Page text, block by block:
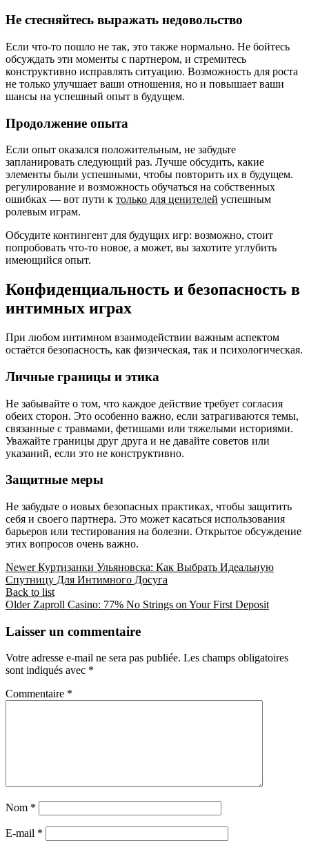
Не стесняйтесь выражать недовольство
Если что-то пошло не так, это также нормально. Не бойтесь
обсуждать эти моменты с партнером, и стремитесь
конструктивно исправлять ситуацию. Возможность для роста
не только улучшает ваши отношения, но и повышает ваши
шансы на успешный опыт в будущем.
Продолжение опыта
Если опыт оказался положительным, не забудьте
запланировать следующий раз. Лучше обсудить, какие
элементы были успешными, чтобы повторить их в будущем.
регулирование и возможность обучаться на собственных
ошибках — вот пути к только для ценителей успешным
ролевым играм.
Обсудите контингент для будущих игр: возможно, стоит
попробовать что-то новое, а может, вы захотите углубить
имеющийся опыт.
Конфиденциальность и безопасность в
интимных играх
При любом интимном взаимодействии важным аспектом
остаётся безопасность, как физическая, так и психологическая.
Личные границы и этика
Не забывайте о том, что каждое действие требует согласия
обеих сторон. Это особенно важно, если затрагиваются темы,
связанные с травмами, фетишами или тяжелыми историями.
Уважайте границы друг друга и не давайте советов или
указаний, если это не конструктивно.
Защитные меры
Не забудьте о новых безопасных практиках, чтобы защитить
себя и своего партнера. Это может касаться использования
барьеров или тестирования на болезни. Открытое обсуждение
этих вопросов очень важно.
Newer Куртизанки Ульяновска: Как Выбрать Идеальную
Спутницу Для Интимного Досуга
Back to list
Older Zaproll Casino: 77% No Strings on Your First Deposit
Laisser un commentaire
Votre adresse e-mail ne sera pas publiée. Les champs obligatoires
sont indiqués avec *
Commentaire *
Nom *
E-mail *